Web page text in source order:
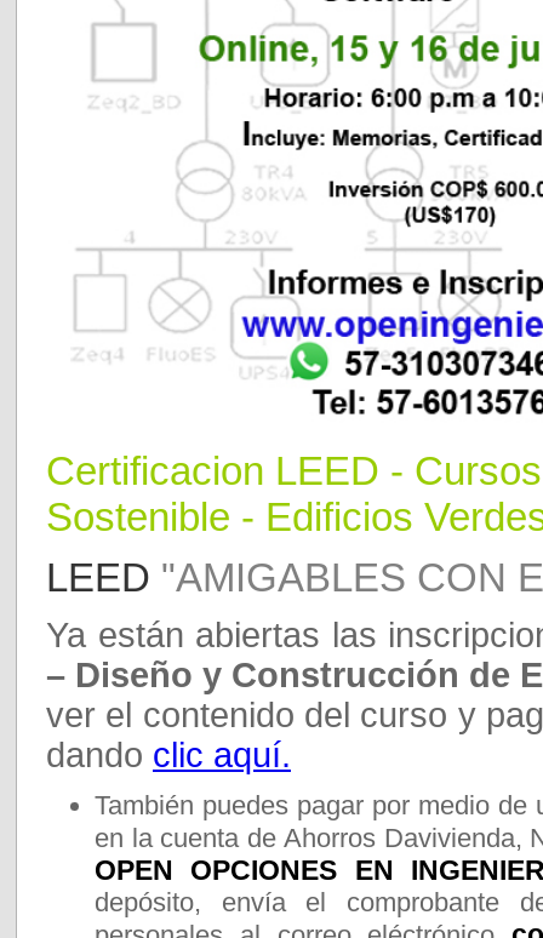
Certificacion LEED -
Sostenible - Edificios
LEED "AMIGABLES CON
Ya están abiertas las
– Diseño y Construcción de
ver el contenido del curso y
dando clic aquí.
También puedes pagar por medio
en la cuenta de Ahorros Davivienda,
OPEN OPCIONES EN
depósito, envía el comprobante